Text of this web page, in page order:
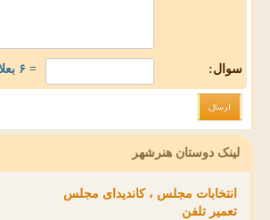
سوال: = ۶ بعلاوه ۵
لینک دوستان هنرشهر
انتخابات مجلس ، کاندیدای مجلس
تعمیر تلفن